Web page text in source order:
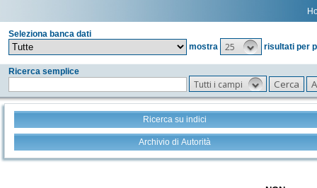
Seleziona banca dati
mostra
25 risultati per
Ricerca semplice
Tutti i campi
Ricerca su indici
Archivio di Autorità